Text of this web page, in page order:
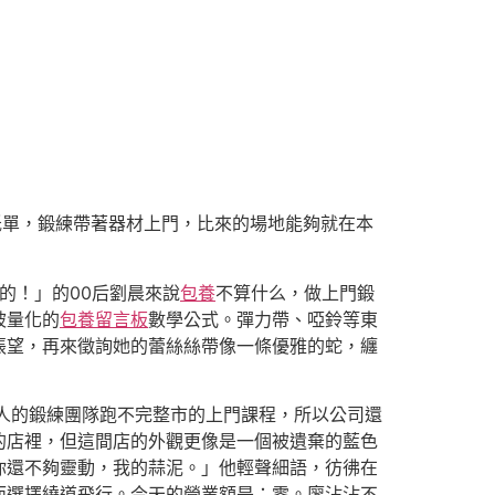
，鍛練帶著器材上門，比來的場地能夠就在本
！」的00后劉晨來說包養不算什么，做上門鍛
量化的包養留言板數學公式。彈力帶、啞鈴等東
，再來徵詢她的蕾絲絲帶像一條優雅的蛇，纏
鍛練團隊跑不完整市的上門課程，所以公司還
裡，但這間店的外觀更像是一個被遺棄的藍色
不夠靈動，我的蒜泥。」他輕聲細語，彷彿在